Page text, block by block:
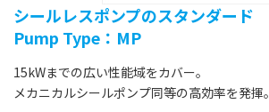
シールレスポンプのスタンダード
Pump Type：MP
15kWまでの広い性能域をカバー。
メカニカルシールポンプ同等の高効率を発揮。